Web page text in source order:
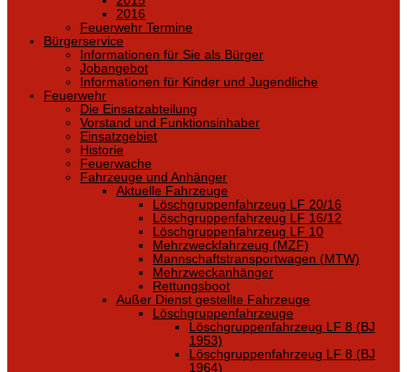
2016
Feuerwehr Termine
Bürgerservice
Informationen für Sie als Bürger
Jobangebot
Informationen für Kinder und Jugendliche
Feuerwehr
Die Einsatzabteilung
Vorstand und Funktionsinhaber
Einsatzgebiet
Historie
Feuerwache
Fahrzeuge und Anhänger
Aktuelle Fahrzeuge
Löschgruppenfahrzeug LF 20/16
Löschgruppenfahrzeug LF 16/12
Löschgruppenfahrzeug LF 10
Mehrzweckfahrzeug (MZF)
Mannschaftstransportwagen (MTW)
Mehrzweckanhänger
Rettungsboot
Außer Dienst gestellte Fahrzeuge
Löschgruppenfahrzeuge
Löschgruppenfahrzeug LF 8 (BJ
1953)
Löschgruppenfahrzeug LF 8 (BJ
1964)